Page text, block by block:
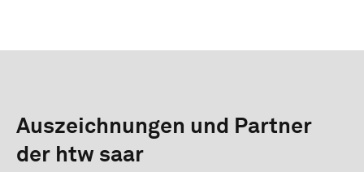
Auszeichnungen und Partner
der htw saar